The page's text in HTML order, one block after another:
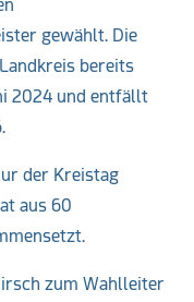
gewählt. Die
bereits
2024 und entfällt
der Kreistag
aus 60
zum Wahlleiter